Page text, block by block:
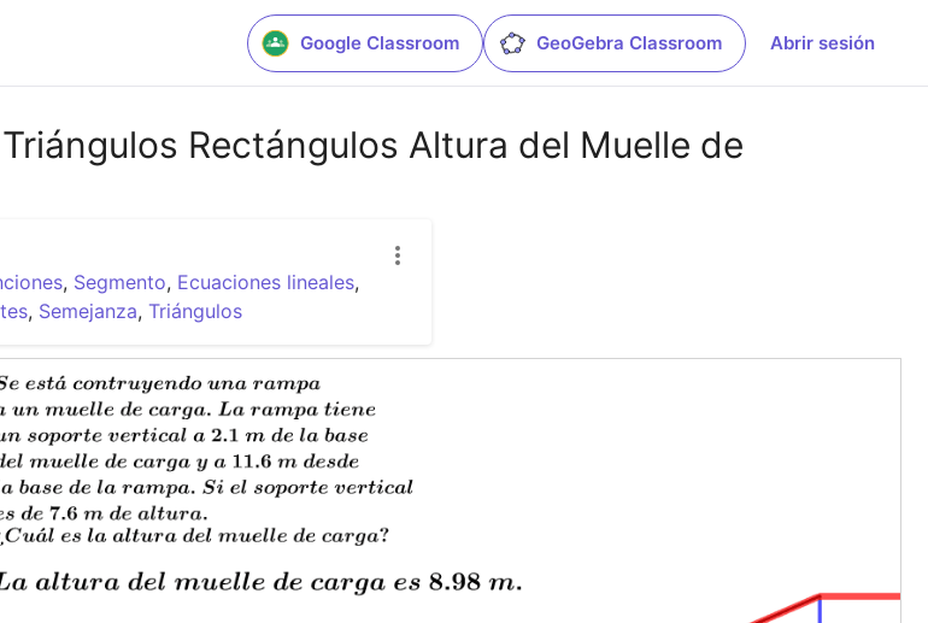
Google Classroom GeoGebra Classroom Abrir sesión
Rectángulos Altura del Muelle de
, Segmento, Ecuaciones lineales,
, Semejanza, Triángulos